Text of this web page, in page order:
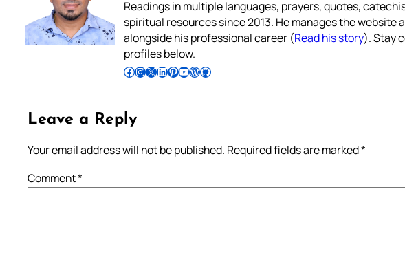
Readings in multiple languages, prayers, quotes,
spiritual resources since 2013. He manages the website
alongside his professional career (Read his story). Stay
profiles below.
Follow Pradeep on Facebook Follow Pradeep on InstagramFollow Pradeep on X Follow Pradeep on LinkedIn Follow Pradeep on Pinterest Subscribe to Pradeep’s Youtube Channel Follow Pradeep on WordPress Follow Pradeep on GitHub
Leave a Reply
Your email address will not be published. Required fields are marked*
Comment*